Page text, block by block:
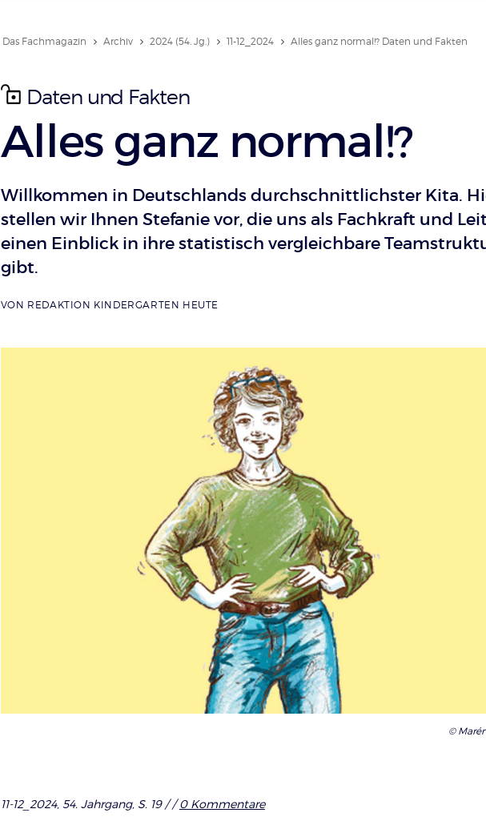
Das Fachmagazin Archiv 2024 (54. Jg.) 11-12_2024 Alles ganz normal!? Daten und Fakten
Daten und Fakten
:
Alles ganz normal!?
Willkommen in Deutschlands durchschnittlichster Kita.
stellen wir Ihnen Stefanie vor, die uns als Fachkraft und
einen Einblick in ihre statistisch vergleichbare
gibt.
VON REDAKTION KINDERGARTEN HEUTE
©
11-12_2024, 54. Jahrgang, S. 19 //0 Kommentare